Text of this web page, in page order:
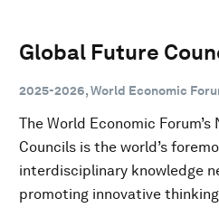
Global Future
2025-2026, World Economic
The World Economic
Councils is the world’s
interdisciplinary knowledge
promoting innovative